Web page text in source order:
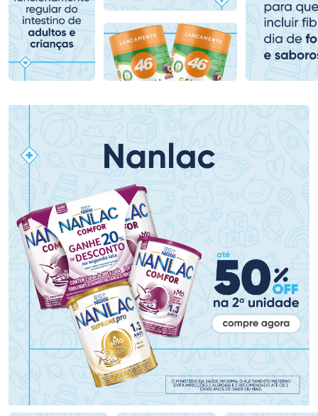
Comprar sem Desconto
Por R$ 139,90/cada
Comprar sem Desconto
Por R$ 139,90/cada
Comprar sem Desconto
Por R$ 61,99/cada
Comprar sem Desconto
Por R$ 61,99/cada